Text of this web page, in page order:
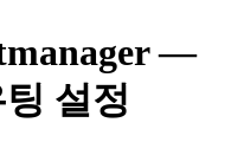
—
설정